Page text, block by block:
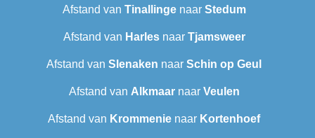
Afstand van Tinallingenaar Stedum
Afstand van Harlesnaar Tjamsweer
Afstand van Slenaken naar Schin op Geul
Afstand van Alkmaarnaar Veulen
Afstand van Krommenie naar Kortenhoef